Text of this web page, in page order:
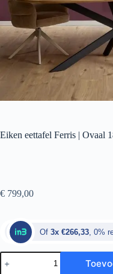
Eiken eettafel Ferris | Ovaal
€ 799,00
Of 3x €266,33 , 0%